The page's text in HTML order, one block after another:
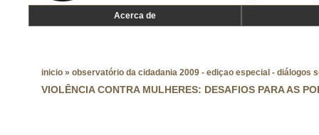
Acerca de
inicio » observatório da cidadania 2009 - ediçao especial - diálogos
VIOLÊNCIA CONTRA MULHERES: DESAFIOS PARA AS